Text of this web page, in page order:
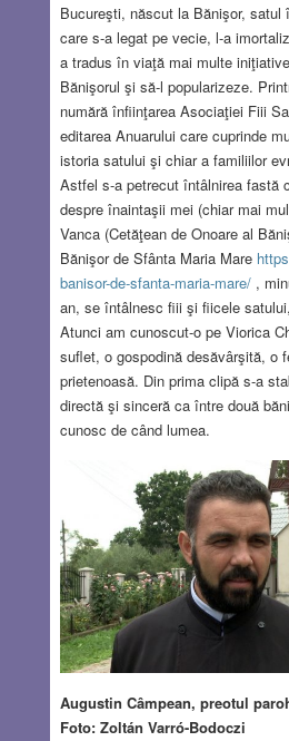
Bucureşti, născut la Bănişor, satul
care s-a legat pe vecie, l-a
a tradus în viaţă mai multe
Bănişorul şi să-l popularizeze.
numără înfiinţarea Asociaţiei Fiii
editarea Anuarului care cuprinde
istoria satului şi chiar a familiilor
Astfel s-a petrecut întâlnirea fastă
despre înaintaşii mei (chiar mai
Vanca (Cetăţean de Onoare al
Bănişor de Sfânta Maria Mare
banisor-de-sfanta-maria-mare/,
an, se întâlnesc fiii şi fiicele
Atunci am cunoscut-o pe Viorica
suflet, o gospodină desăvârşită, o
prietenoasă. Din prima clipă s-a
directă şi sinceră ca între două
cunosc de când lumea.
Augustin Câmpean, preotul
Foto: Zoltán Varró-Bodoczi